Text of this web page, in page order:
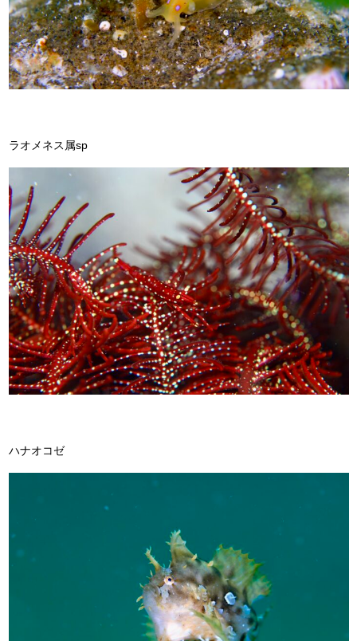
ラオメネス属sp
ハナオコゼ